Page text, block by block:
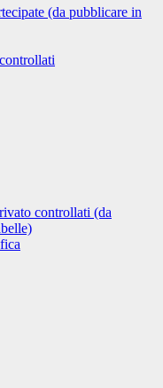
(da pubblicare in
controllati (da